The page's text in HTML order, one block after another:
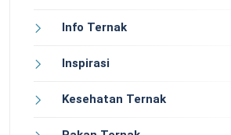
Info Ternak
Inspirasi
Kesehatan Ternak